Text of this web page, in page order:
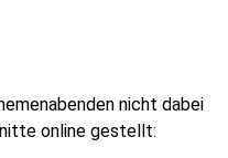
nicht dabei
online gestellt: